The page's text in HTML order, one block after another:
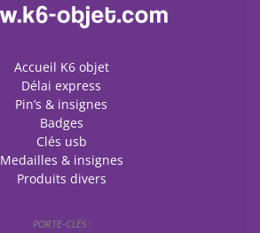
Accueil K6 objet
Délai express
Pin’s & insignes
Badges
Clés usb
Medailles & insignes
Produits divers
PORTE-CLÉS :